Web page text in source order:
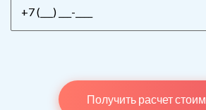
Получить расчет